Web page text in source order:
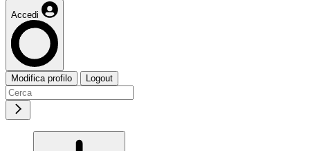
Accedi
Modifica profilo Logout